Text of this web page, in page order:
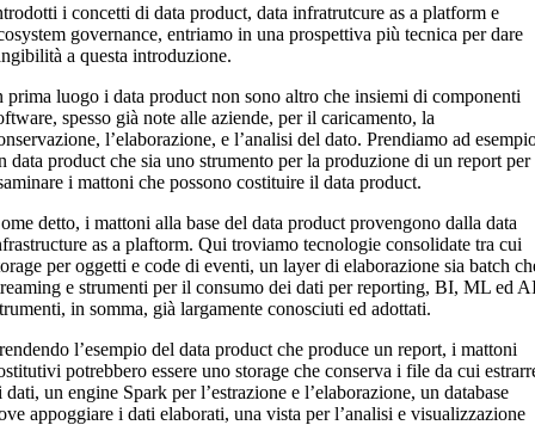
i concetti di data product, data infratrutcure as a platform e
governance, entriamo in una prospettiva più tecnica per dare
a questa introduzione.
prima luogo i data product non sono altro che insiemi di componenti
spesso già note alle aziende, per il caricamento, la
l’elaborazione, e l’analisi del dato. Prendiamo ad
data product che sia uno strumento per la produzione di un report per
i mattoni che possono costituire il data product.
detto, i mattoni alla base del data product provengono dalla data
as a plaftorm. Qui troviamo tecnologie consolidate tra cui
per oggetti e code di eventi, un layer di elaborazione sia batch
e strumenti per il consumo dei dati per reporting, BI, ML ed
in somma, già largamente conosciuti ed adottati.
l’esempio del data product che produce un report, i mattoni
potrebbero essere uno storage che conserva i file da cui
dati, un engine Spark per l’estrazione e l’elaborazione, un database
appoggiare i dati elaborati, una vista per l’analisi e visualizzazione